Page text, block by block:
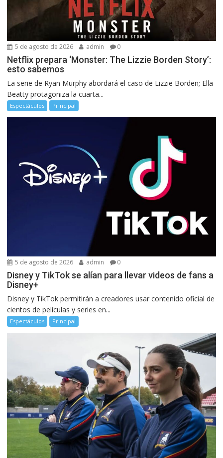
5 de agosto de 2026 admin 0
Netflix prepara ‘Monster: The Lizzie Borden Story’:
esto sabemos
La serie de Ryan Murphy abordará el caso de Lizzie Borden; Ella
Beatty protagoniza la cuarta...
Espectáculos Principal
5 de agosto de 2026 admin 0
Disney y TikTok se alían para llevar videos de fans a
Disney+
Disney y TikTok permitirán a creadores usar contenido oficial de
cientos de películas y series en...
Espectáculos Principal